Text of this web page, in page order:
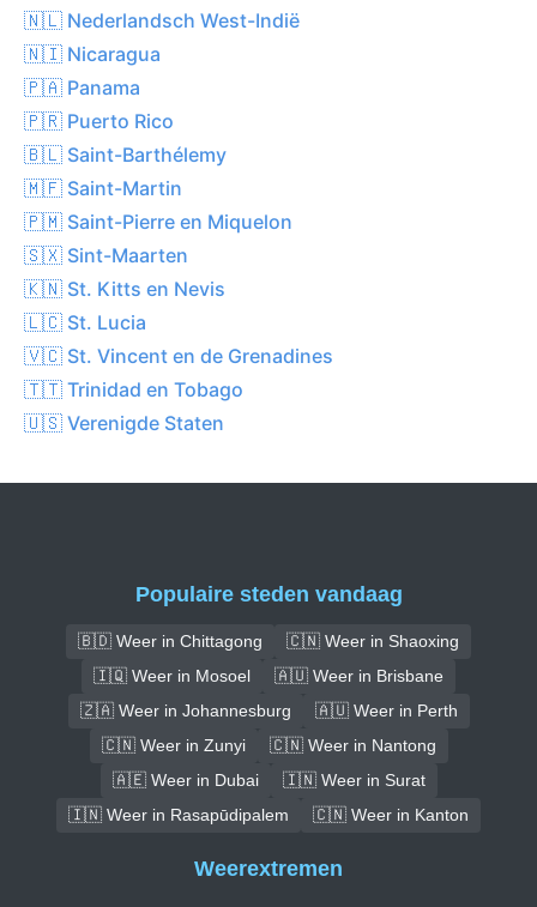
🇳🇱 Nederlandsch West-Indië
🇳🇮 Nicaragua
🇵🇦 Panama
🇵🇷 Puerto Rico
🇧🇱 Saint-Barthélemy
🇲🇫 Saint-Martin
🇵🇲 Saint-Pierre en Miquelon
🇸🇽 Sint-Maarten
🇰🇳 St. Kitts en Nevis
🇱🇨 St. Lucia
🇻🇨 St. Vincent en de Grenadines
🇹🇹 Trinidad en Tobago
🇺🇸 Verenigde Staten
Populaire steden vandaag
🇧🇩 Weer in Chittagong
🇨🇳 Weer in Shaoxing
🇮🇶 Weer in Mosoel
🇦🇺 Weer in Brisbane
🇿🇦 Weer in Johannesburg
🇦🇺 Weer in Perth
🇨🇳 Weer in Zunyi
🇨🇳 Weer in Nantong
🇦🇪 Weer in Dubai
🇮🇳 Weer in Surat
🇮🇳 Weer in Rasapūdipalem
🇨🇳 Weer in Kanton
Weerextremen